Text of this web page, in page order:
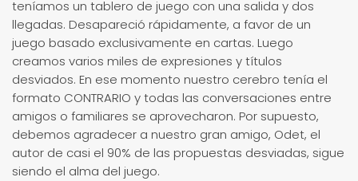
teníamos un tablero de juego con una salida y dos
llegadas. Desapareció rápidamente, a favor de un
juego basado exclusivamente en cartas. Luego
creamos varios miles de expresiones y títulos
desviados. En ese momento nuestro cerebro tenía el
formato CONTRARIO y todas las conversaciones entre
amigos o familiares se aprovecharon. Por supuesto,
debemos agradecer a nuestro gran amigo, Odet, el
autor de casi el 90% de las propuestas desviadas, sigue
siendo el alma del juego.